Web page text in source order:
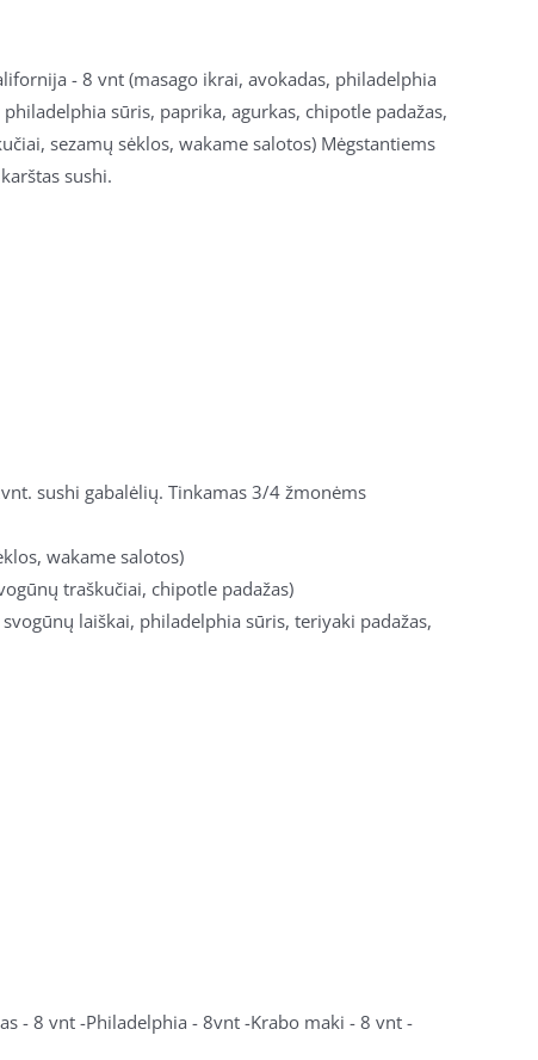
- 8 vnt (masago ikrai, avokadas, philadelphia
sūris, paprika, agurkas, chipotle padažas,
sezamų sėklos, wakame salotos) Mėgstantiems
sushi.
sushi gabalėlių. Tinkamas3/4 žmonėms
wakame salotos)
traškučiai, chipotle padažas)
laiškai, philadelphia sūris, teriyaki padažas,
- 8 vnt -Philadelphia - 8vnt -Krabo maki - 8 vnt -